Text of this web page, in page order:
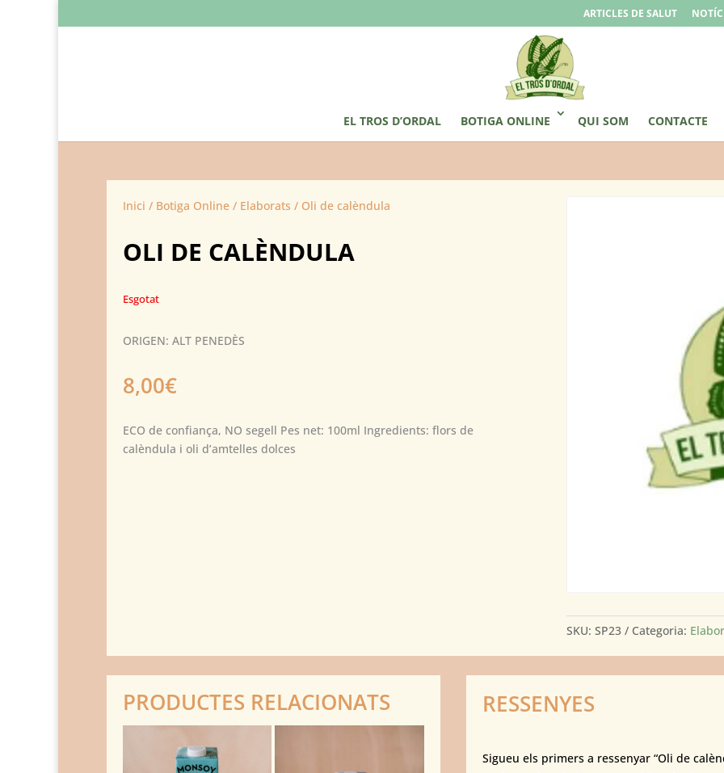
ARTICLES DE SALUT
EL TROS D’ORDAL BOTIGA ONLINE QUI SOM CONTACTE
Inici / Botiga Online / Elaborats / Oli de calèndula
OLI DE CALÈNDULA
Esgotat
ORIGEN: ALT PENEDÈS
8,00€
ECO de confiança, NO segell Pes net: 100ml Ingredients: flors de
calèndula i oli d’amtelles dolces
SKU: SP23 Categoria:
PRODUCTES RELACIONATS RESSENYES
Sigueu els primers a ressenyar “Oli de